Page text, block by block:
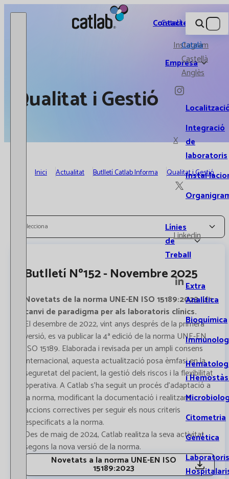
Catlab.
Empresa
Integració
de
laboratoris
Línies
de
Treball
Extra
Analítica
Bioquímica
i
Citometria
Genètica
Laboratoris
Contacte
Instagram
X
Linkedin
Català
Català
Castellà
Anglès
Qualitat i Gestió
Inici Actualitat Butlletí Catlab Informa Qualitat i Gestió
Selecciona
Butlletí Nº152 - Novembre 2025
Novetats de la norma UNE-EN ISO 15189:2023: Un
canvi de paradigma per als laboratoris clínics.
El desembre de 2022, vint anys després de la primera
versió, es va publicar la 4ª edició de la norma UNE-EN
ISO 15189. Elaborada i revisada per un ampli consens
internacional, aquesta actualització posa èmfasi en la
seguretat del pacient, la gestió dels riscos i la flexibilitat
operativa. A Catlab s'ha seguit un procés d'adaptació a
la norma, modificant la documentació i realitzant
accions correctives per seguir els nous criteris
especificats a la norma.
Des de maig de 2024, Catlab realitza la seva activitat
segons la nova versió de la norma.
Novetats a la norma UNE-EN ISO
15189:2023